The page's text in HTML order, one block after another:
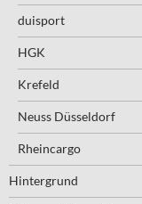
duisport
HGK
Krefeld
Neuss Düsseldorf
Rheincargo
Hintergrund